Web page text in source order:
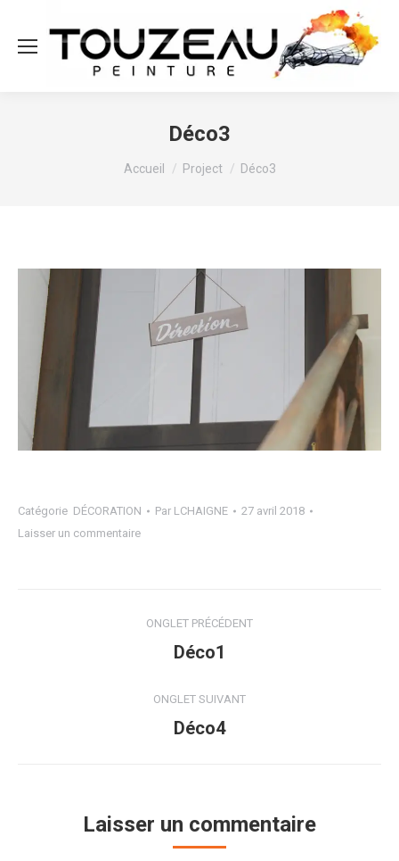
Déco3
Vous êtes ici :
Accueil Project Déco3
Catégorie DÉCORATION Par LCHAIGNE
27 avril 2018
Laisser un commentaire
commentaire
ONGLET PRÉCÉDENT
Onglet
Déco1
ONGLET SUIVANT
Projets
Déco4
Laisser un commentaire